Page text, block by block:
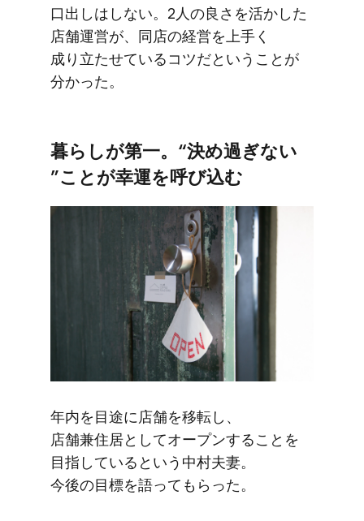
口出しは​しない。​2人の​良さを​活かした​
店舗運営が、​同店の​経営を​上手く​
成り立たせている​コツだと​いう​ことが​
分かった。
暮らしが​第一。​“決め過ぎない​
”ことが​幸運を​呼び込む
年内を​目途に​店舗を​移転し、​
店舗兼住居と​して​オープンする​ことを​
目指していると​いう​中村夫妻。​
今後の​目標を​語って​もらった。